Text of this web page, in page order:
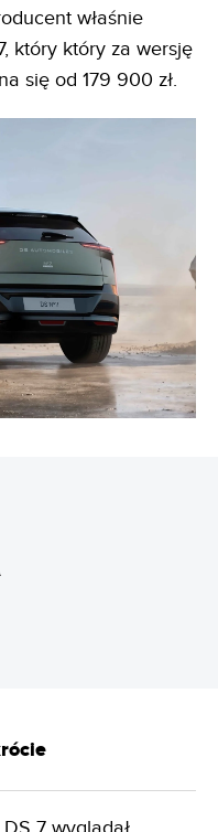
właśnie
który który za wersję
się od 179 900 zł.